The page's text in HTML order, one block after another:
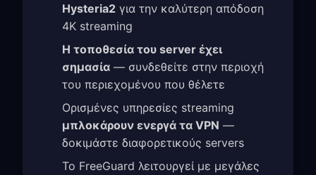
Hysteria2 για την καλύτερη απόδοση
4K streaming
Η τοποθεσία του server έχει
σημασία — συνδεθείτε στην περιοχή
του περιεχομένου που θέλετε
Ορισμένες υπηρεσίες streaming
μπλοκάρουν ενεργά τα VPN —
δοκιμάστε διαφορετικούς servers
Το FreeGuard λειτουργεί με μεγάλες